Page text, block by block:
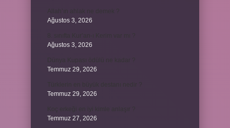
Ağustos 3, 2026
Ağustos 3, 2026
Temmuz 29, 2026
Temmuz 29, 2026
Temmuz 27, 2026